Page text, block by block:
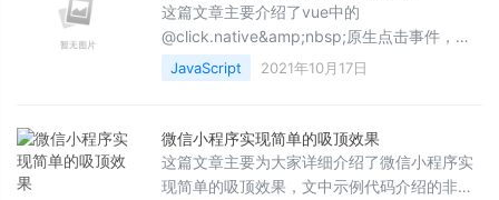
这篇文章主要介绍了vue中的
@click.native&amp;nbsp;原生点击事件，具
有很好的参考价值，希望对大家有所帮助。如
有错误或未考虑完全的地方，望不吝赐教
JavaScript 2021年10月17日
微信小程序实现简单的吸顶效果
这篇文章主要为大家详细介绍了微信小程序实
现简单的吸顶效果，文中示例代码介绍的非常